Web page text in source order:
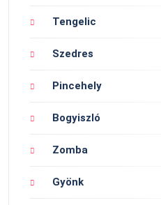
Tengelic
Szedres
Pincehely
Bogyiszló
Zomba
Gyönk